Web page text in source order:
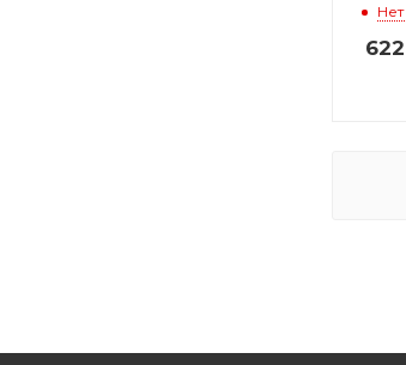
622